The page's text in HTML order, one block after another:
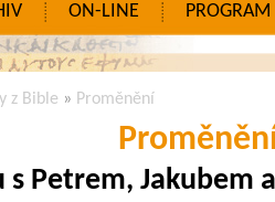
ON-LINE PROGRAM
z Bible » Proměnění
s Petrem, Jakubem